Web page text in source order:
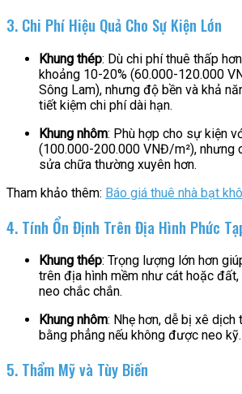
3. Chi Phí Hiệu Quả Cho Sự Kiện Lớn
Khung thép: Dù chi phí thuê thấp
khoảng 10-20% (60.000-120.000
Sông Lam), nhưng độ bền và khả
tiết kiệm chi phí dài hạn.
Khung nhôm: Phù hợp cho sự kiện
(100.000-200.000 VNĐ/m²), nhưng
sửa chữa thường xuyên hơn.
Tham khảo thêm: Báo giá thuê nhà bạt
4. Tính Ổn Định Trên Địa Hình Phức
Khung thép: Trọng lượng lớn hơn
trên địa hình mềm như cát hoặc
neo chắc chắn.
Khung nhôm: Nhẹ hơn, dễ bị xê dịch
bằng phẳng nếu không được neo kỹ.
5. Thẩm Mỹ và Tùy Biến